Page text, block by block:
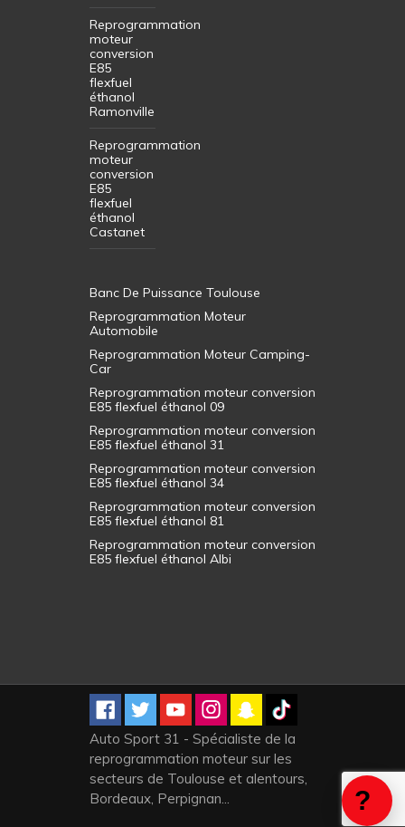
Reprogrammation
moteur
conversion
E85
flexfuel
éthanol
Ramonville
Reprogrammation
moteur
conversion
E85
flexfuel
éthanol
Castanet
Banc De Puissance Toulouse
Reprogrammation Moteur
Automobile
Reprogrammation Moteur Camping-
Car
Reprogrammation moteur conversion
E85 flexfuel éthanol 09
Reprogrammation moteur conversion
E85 flexfuel éthanol 31
Reprogrammation moteur conversion
E85 flexfuel éthanol 34
Reprogrammation moteur conversion
E85 flexfuel éthanol 81
Reprogrammation moteur conversion
E85 flexfuel éthanol Albi
Auto Sport 31 - Spécialiste de la
reprogrammation moteur sur les
secteurs de Toulouse et alentours,
Bordeaux, Perpignan...